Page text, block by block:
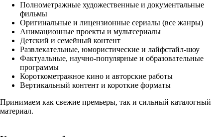
Полнометражные художественные и документальные
фильмы
Оригинальные и лицензионные сериалы (все жанры)
Анимационные проекты и мультсериалы
Детский и семейный контент
Развлекательные, юмористические и лайфстайл-шоу
Фактуальные, научно-популярные и образовательные
программы
Короткометражное кино и авторские работы
Вертикальный контент и короткие форматы
Принимаем как свежие премьеры, так и сильный каталогный
материал.